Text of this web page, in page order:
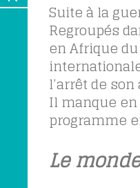
Suite à la
Regroupés
en Afrique
l’arrêt de
Il manque
programme
Le